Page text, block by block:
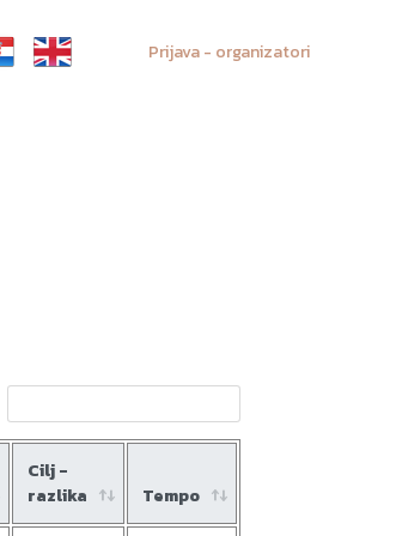
Prijava - organizatori
Cilj -
razlika
Tempo